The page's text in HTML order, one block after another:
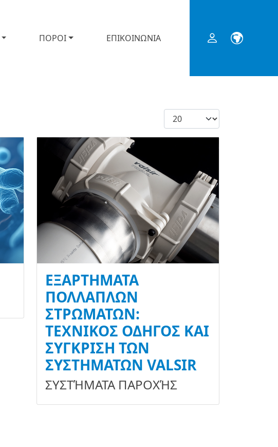
ΠΟΡΟΙ ΕΠΙΚΟΙΝΩΝΙΑ
Εμφάνιση #
ΕΞΑΡΤΉΜΑΤΑ
ΠΟΛΛΑΠΛΏΝ
ΣΤΡΩΜΆΤΩΝ:
ΤΕΧΝΙΚΌΣ ΟΔΗΓΌΣ ΚΑΙ
ΣΎΓΚΡΙΣΗ ΤΩΝ
ΣΥΣΤΗΜΆΤΩΝ VALSIR
ΣΥΣΤΉΜΑΤΑ ΠΑΡΟΧΉΣ